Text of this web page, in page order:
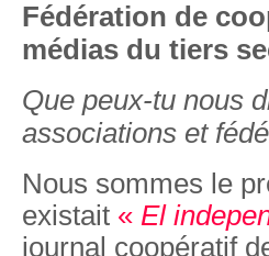
Fédération de
médias du tiers
Que peux-tu nous
associations et
Nous sommes le
existait « El
journal coopératif